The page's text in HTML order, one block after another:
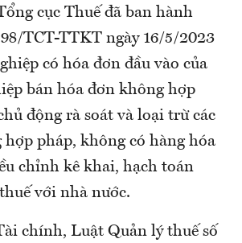
cục Thuế đã ban hành
TCT-TTKT ngày 16/5/2023
có hóa đơn đầu vào của
bán hóa đơn không hợp
động rà soát và loại trừ các
pháp, không có hàng hóa
chỉnh kê khai, hạch toán
với nhà nước.
chính, Luật Quản lý thuế số